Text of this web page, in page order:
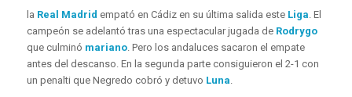
la Real Madrid empató en Cádiz en su última salida este Liga. El
campeón se adelantó tras una espectacular jugada de Rodrygo
que culminó mariano. Pero los andaluces sacaron el empate
antes del descanso. En la segunda parte consiguieron el 2-1 con
un penalti que Negredo cobró y detuvo Luna.